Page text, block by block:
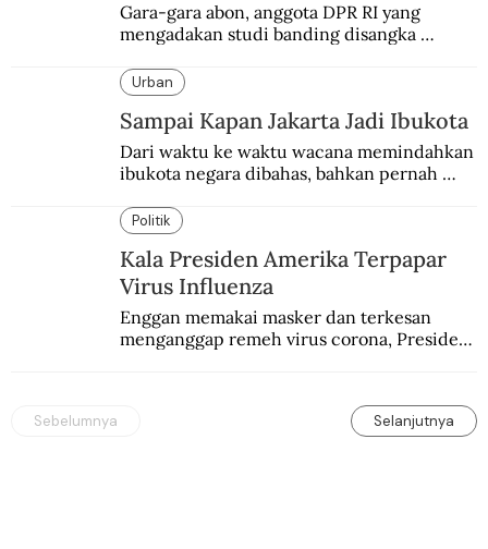
Gara-gara abon, anggota DPR RI yang
mengadakan studi banding disangka
Urban
Sampai Kapan Jakarta Jadi Ibukota
Dari waktu ke waktu wacana memindahkan
ibukota negara dibahas, bahkan pernah
Politik
Kala Presiden Amerika Terpapar
Virus Influenza
Enggan memakai masker dan terkesan
menganggap remeh virus corona, Presiden
Woodrow Wilson, yang terkena Flu Spanyol.
Sebelumnya Selanjutnya